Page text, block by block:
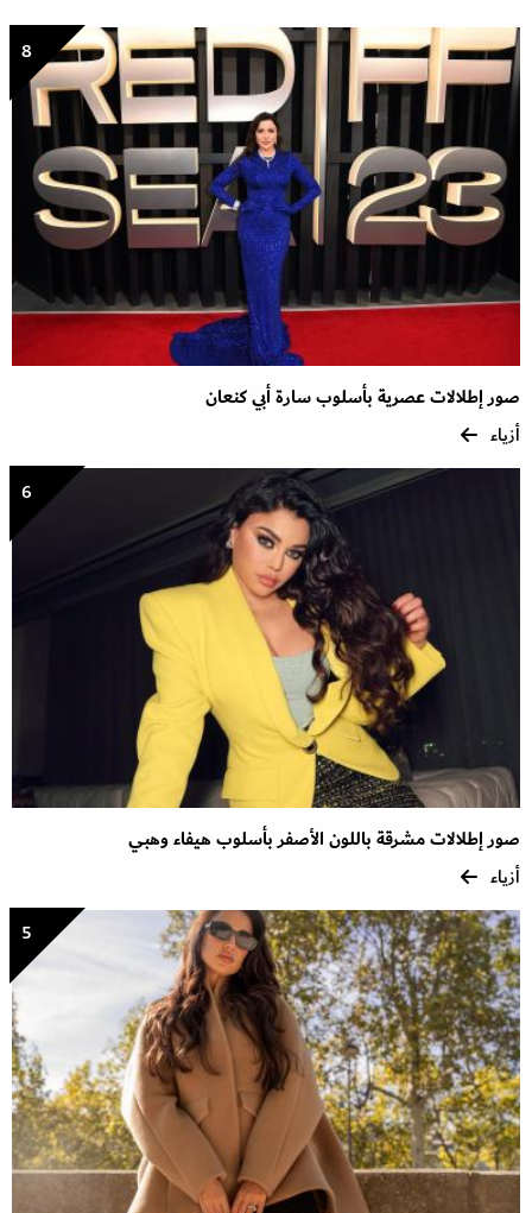
8
صور إطلالات عصرية بأسلوب سارة أبي كنعان
أزياء
6
صور إطلالات مشرقة باللون الأصفر بأسلوب هيفاء وهبي
أزياء
5